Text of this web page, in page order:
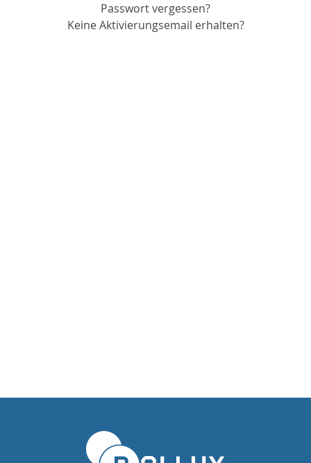
Passwort vergessen?
Keine Aktivierungsemail erhalten?